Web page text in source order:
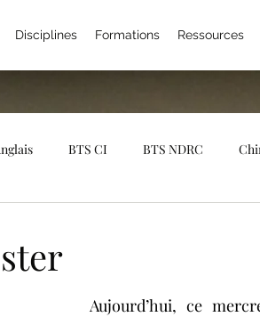
Disciplines Formations Ressources
BTS CI BTS NDRC
Aujourd’hui, ce